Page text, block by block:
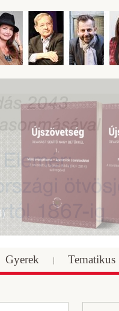
Gyerek Tematikus